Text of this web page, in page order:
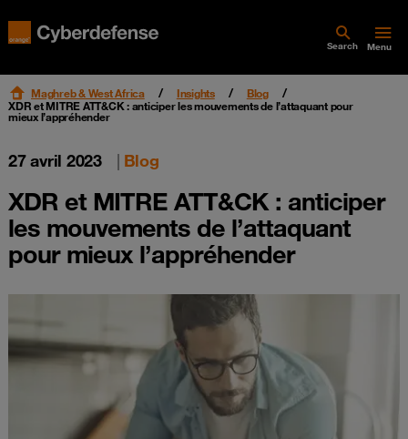
Search Menu
Maghreb & West Africa Insights
Blog
XDR et MITRE ATT&CK : anticiper les mouvements de l’attaquant pour
mieux l’appréhender
27 avril 2023 | Blog
XDR et MITRE ATT&CK : anticiper
les mouvements de l’attaquant
pour mieux l’appréhender